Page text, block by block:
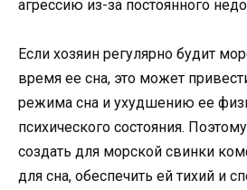
агрессию из-за постоянного
Если хозяин регулярно будит
время ее сна, это может
режима сна и ухудшению ее
психического состояния.
создать для морской свинки
для сна, обеспечить ей тихий и